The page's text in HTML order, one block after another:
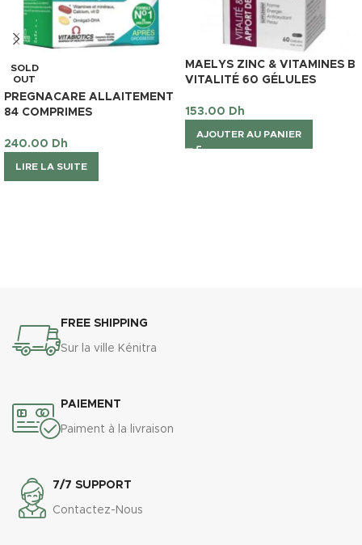
SOLD
OUT
PREGNACARE ALLAITEMENT
84 COMPRIMES
240.00 Dh
LIRE LA SUITE
MAELYS ZINC & VITAMINES B
VITALITÉ 60 GÉLULES
153.00 Dh
AJOUTER AU PANIER
FREE SHIPPING
Sur la ville Kénitra
PAIEMENT
Paiment à la livraison
7/7 SUPPORT
Contactez-Nous